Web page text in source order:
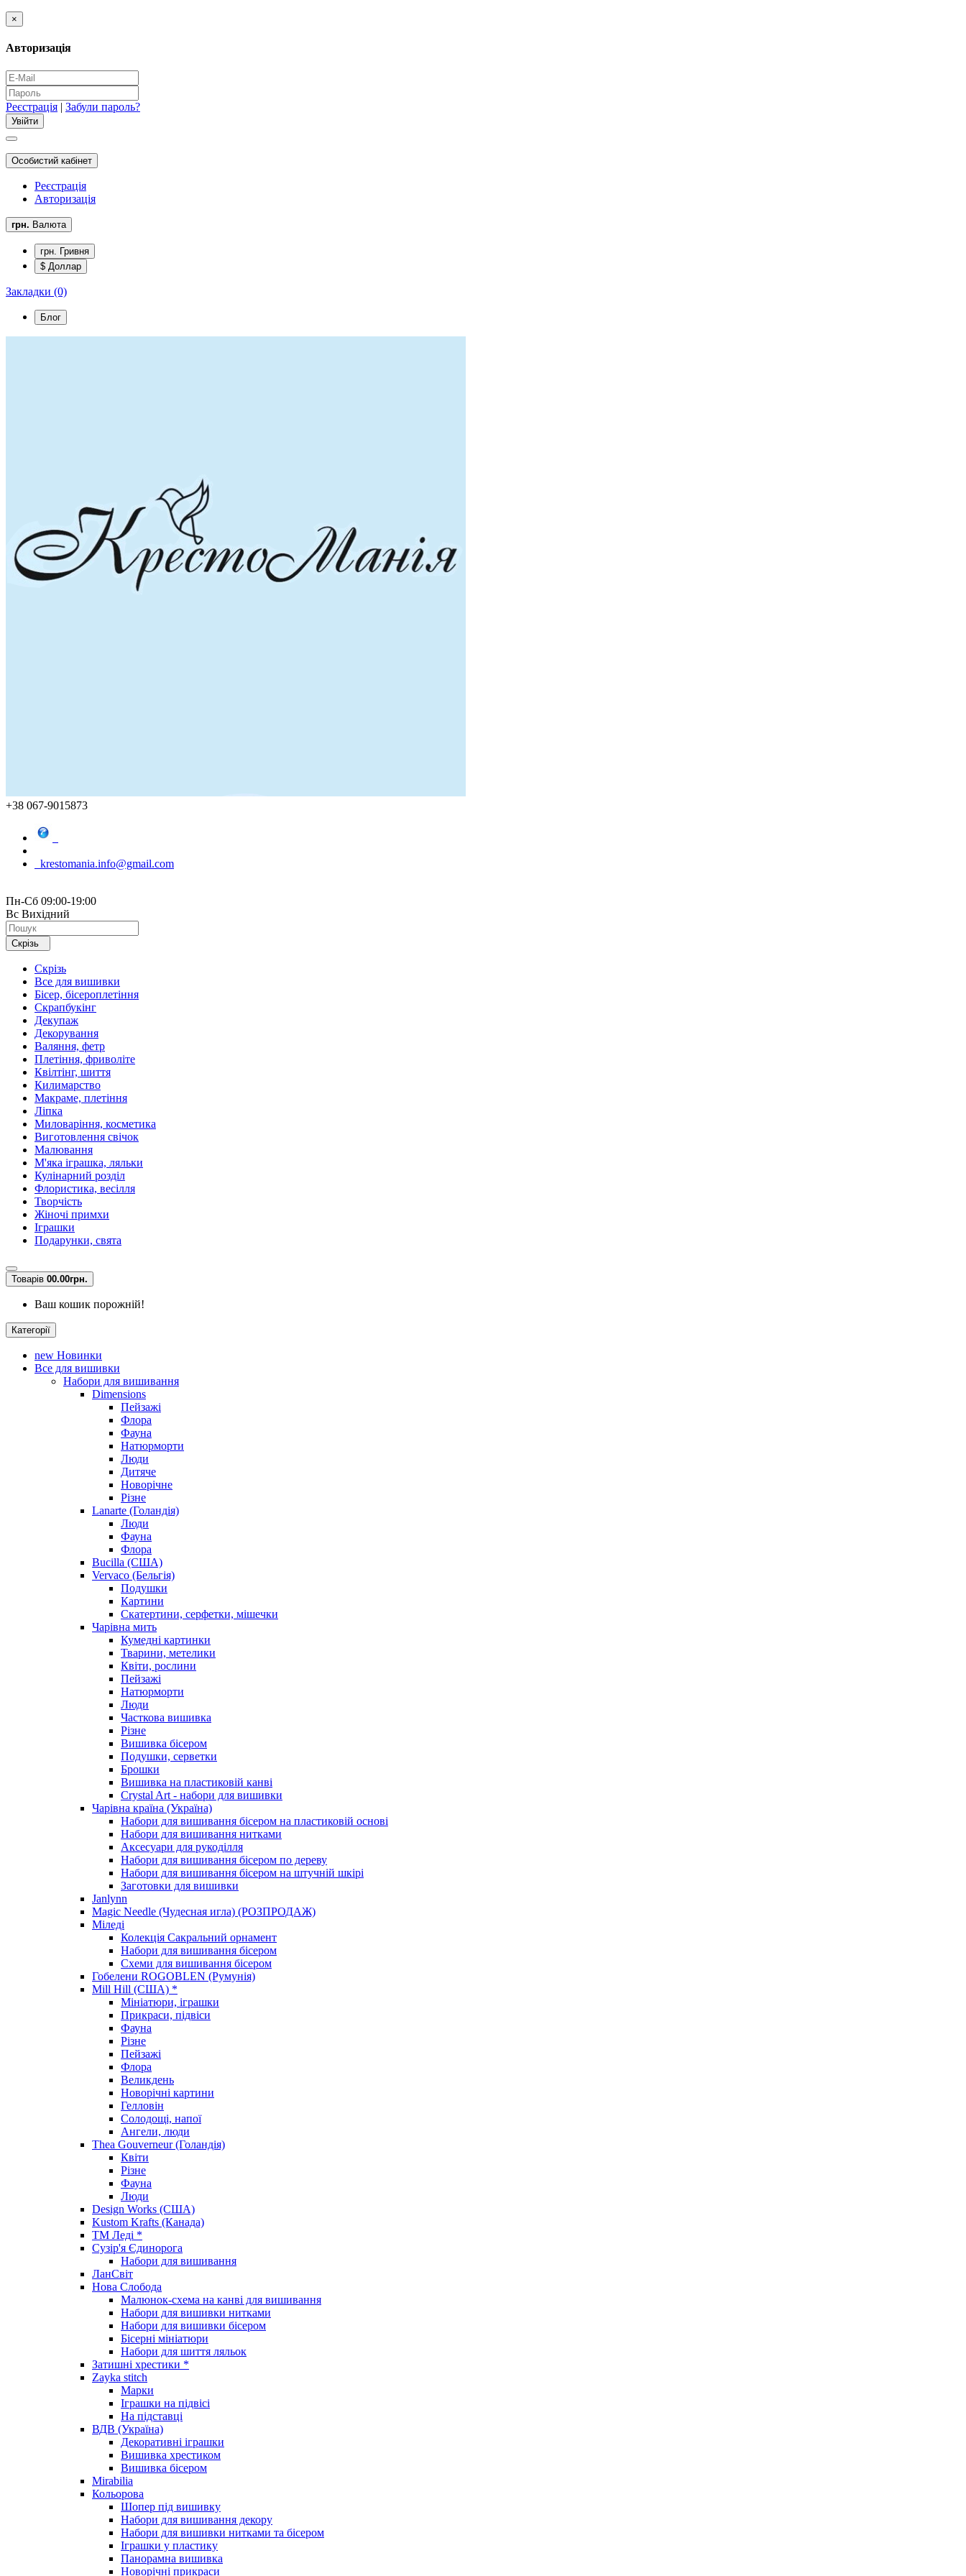
×
Авторизація
Реєстрація | Забули пароль?
Особистий кабінет
Реєстрація
Авторизація
грн. Валюта
грн. Гривня
$ Доллар
Закладки (0)
Блог
+38 067-9015873
krestomania.info@gmail.com
Пн-Сб 09:00-19:00
Вс Вихідний
Скрізь
Скрізь
Все для вишивки
Бісер, бісероплетіння
Скрапбукінг
Декупаж
Декорування
Валяння, фетр
Плетіння, фриволіте
Квілтінг, шиття
Килимарство
Макраме, плетіння
Ліпка
Миловаріння, косметика
Виготовлення свічок
Малювання
М'яка іграшка, ляльки
Кулінарний розділ
Флористика, весілля
Творчість
Жіночі примхи
Іграшки
Подарунки, свята
Товарів 00.00грн.
Ваш кошик порожній!
Категорії
new Новинки
Все для вишивки
Набори для вишивання
Dimensions
Пейзажі
Флора
Фауна
Натюрморти
Люди
Дитяче
Новорічне
Різне
Lanarte (Голандія)
Люди
Фауна
Флора
Bucilla (США)
Vervaco (Бельгія)
Подушки
Картини
Скатертини, серфетки, мішечки
Чарiвна мить
Кумедні картинки
Тварини, метелики
Квіти, рослини
Пейзажі
Натюрморти
Люди
Часткова вишивка
Різне
Вишивка бісером
Подушки, серветки
Брошки
Вишивка на пластиковій канві
Crystal Art - набори для вишивки
Чарівна країна (Україна)
Набори для вишивання бісером на пластиковій основі
Набори для вишивання нитками
Аксесуари для рукоділля
Набори для вишивання бісером по дереву
Набори для вишивання бісером на штучній шкірі
Заготовки для вишивки
Janlynn
Magic Needle (Чудесная игла) (РОЗПРОДАЖ)
Міледі
Колекція Сакральний орнамент
Набори для вишивання бісером
Схеми для вишивання бісером
Гобелени ROGOBLEN (Румунія)
Mill Hill (США) *
Мініатюри, іграшки
Прикраси, підвіси
Фауна
Різне
Пейзажі
Флора
Великдень
Новорічні картини
Гелловін
Солодощі, напої
Ангели, люди
Thea Gouverneur (Голандія)
Квіти
Різне
Фауна
Люди
Design Works (США)
Kustom Krafts (Канада)
ТМ Леді *
Сузір'я Єдинорога
Набори для вишивання
ЛанСвіт
Нова Слобода
Малюнок-схема на канві для вишивання
Набори для вишивки нитками
Набори для вишивки бісером
Бісерні мініатюри
Набори для шиття ляльок
Затишні хрестики *
Zayka stitch
Марки
Іграшки на підвісі
На підставці
ВДВ (Україна)
Декоративні іграшки
Вишивка хрестиком
Вишивка бісером
Mirabilia
Кольорова
Шопер під вишивку
Набори для вишивання декору
Набори для вишивки нитками та бісером
Іграшки у пластику
Панорамна вишивка
Новорічні прикраси